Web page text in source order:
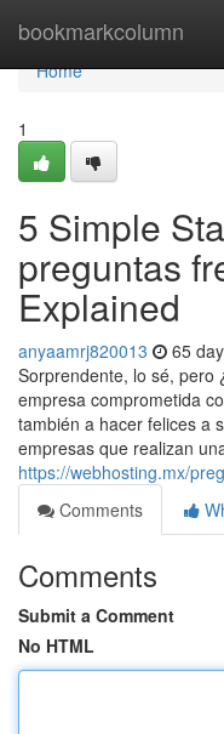
bookmarkcolumn
Home
Home
1
5 Simple
preguntas
Explained
anyaamrj820013 65
Sorprendente, lo sé, pero
empresa comprometida
también a hacer felices a
empresas que realizan
https://webhosting.mx/
Comments
Comments
Submit a Comment
No HTML